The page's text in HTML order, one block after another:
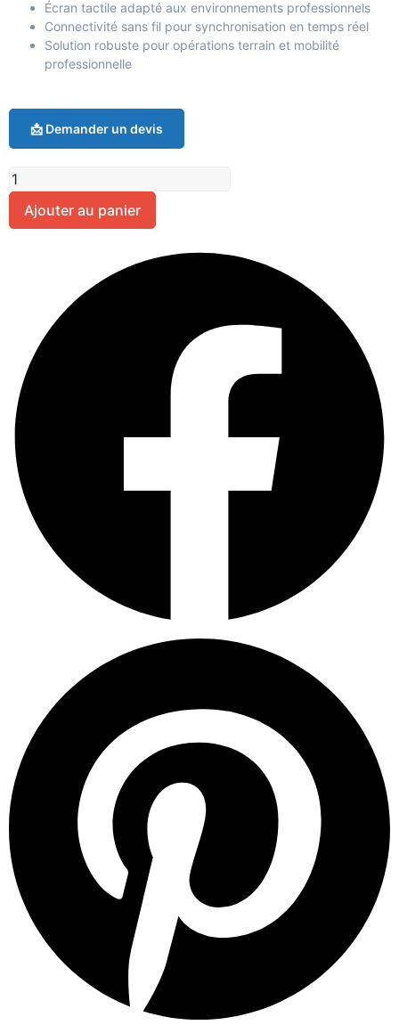
Écran tactile adapté aux environnements professionnels
Connectivité sans fil pour synchronisation en temps réel
Solution robuste pour opérations terrain et mobilité
professionnelle
📩 Demander un devis
Ajouter au panier